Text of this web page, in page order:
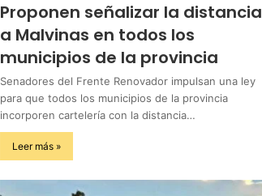
Proponen señalizar la distancia
a Malvinas en todos los
municipios de la provincia
Senadores del Frente Renovador impulsan una ley
para que todos los municipios de la provincia
incorporen cartelería con la distancia…
Leer más »